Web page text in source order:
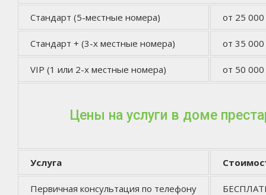
Стандарт (5-местные номера) от 25 000
Стандарт + (3-х местные номера) от 35 000
VIP (1 или 2-х местные номера) от 50 000
Цены на услуги в доме
Услуга
Первичная консультация по телефону